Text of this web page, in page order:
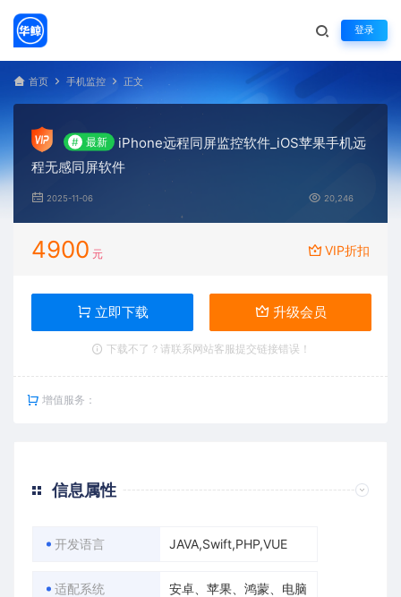
登录
首页 手机监控 正文
# 最新
iPhone远程同屏监控软件_iOS苹果手机远
程无感同屏软件
2025-11-06 20,246
4900 元 VIP折扣
立即下载 升级会员
下载不了？请联系网站客服提交链接错误！
增值服务：
信息属性
开发语言 JAVA,Swift,PHP,VUE
适配系统 安卓、苹果、鸿蒙、电脑